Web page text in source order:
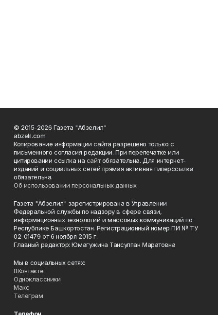
© 2015-2026 Газета "Абзелил"
abzelil.com
Копирование информации сайта разрешено только с
письменного согласия редакции. При перепечатке или
цитировании ссылка на сайтобязательна. Для интернет-
изданий и социальных сетей прямая активная гиперссылка
обязательна.
Об использовании персональных данных
Газета "Абзелил" зарегистрирована в Управлении
Федеральной службы по надзору в сфере связи,
информационных технологий и массовых коммуникаций по
Республике Башкортостан. Регистрационный номер ПИ № ТУ
02-01479 от 6 ноября 2015 г.
Главный редактор: Юмагужина Тансулпан Маратовна
Мы в социальных сетях:
ВКонтакте
Одноклассники
Макс
Телеграм